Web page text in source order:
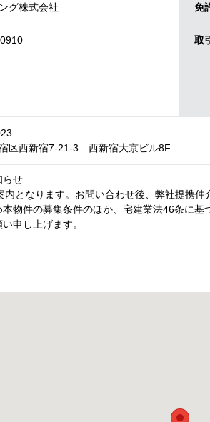
グ株式会社 免
取
区西新宿7-21-3 西新宿大京ビル8F
せ
となります。お問い合わせ後、弊社提携
物件の募集条件のほか、宅建業法46条に
申し上げます。